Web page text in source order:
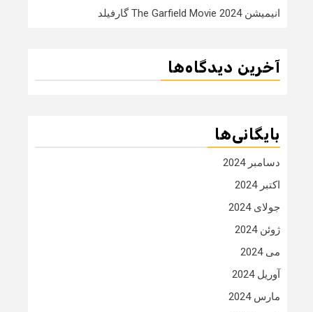
انیمیشن The Garfield Movie 2024 گارفیلد
آخرین دیدگاه‌ها
بایگانی‌ها
دسامبر 2024
اکتبر 2024
جولای 2024
ژوئن 2024
می 2024
آوریل 2024
مارس 2024